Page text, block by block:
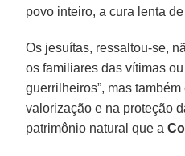
povo inteiro, a cura lenta
Os jesuítas, ressaltou-se,
os familiares das vítimas
guerrilheiros”, mas
valorização e na proteção
patrimônio natural que a